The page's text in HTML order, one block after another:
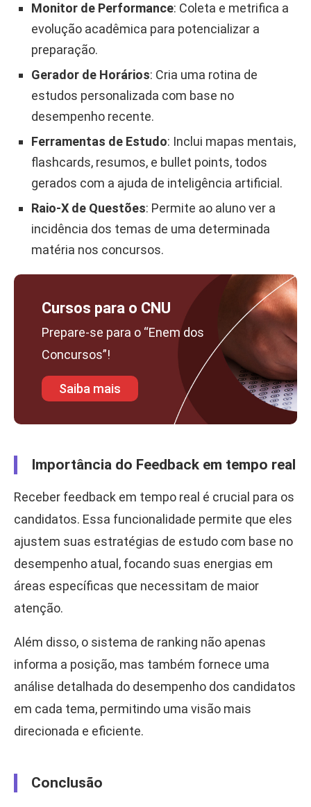
Monitor de Performance: Coleta e metrifica a
evolução acadêmica para potencializar a
preparação.
Gerador de Horários: Cria uma rotina de
estudos personalizada com base no
desempenho recente.
Ferramentas de Estudo: Inclui mapas mentais,
flashcards, resumos, e bullet points, todos
gerados com a ajuda de inteligência artificial.
Raio-X de Questões: Permite ao aluno ver a
incidência dos temas de uma determinada
matéria nos concursos.
Cursos para o CNU
Prepare-se para o “Enem dos
Concursos”!
Saiba mais
Importância do Feedback em tempo real
Receber feedback em tempo real é crucial para os
candidatos. Essa funcionalidade permite que eles
ajustem suas estratégias de estudo com base no
desempenho atual, focando suas energias em
áreas específicas que necessitam de maior
atenção.
Além disso, o sistema de ranking não apenas
informa a posição, mas também fornece uma
análise detalhada do desempenho dos candidatos
em cada tema, permitindo uma visão mais
direcionada e eficiente.
Conclusão